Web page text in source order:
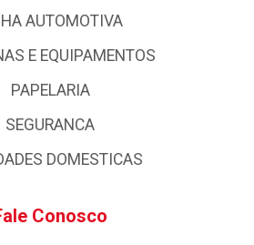
AUTOMOTIVA
E EQUIPAMENTOS
PAPELARIA
SEGURANCA
DOMESTICAS
Conosco